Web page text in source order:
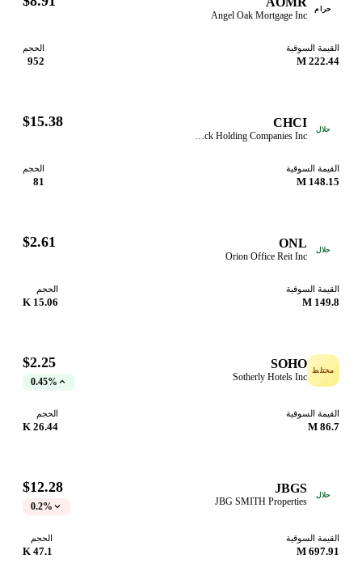
Angel Oak Mortgage Inc
السوقية
222.44
CHCI
Comstock Holding Companies Inc
$15.38
السوقية
148.15
ONL
Orion Office Reit Inc
$2.61
السوقية
SOHO
Sotherly Hotels Inc
$2.25
0.45%
السوقية
JBGS
JBG SMITH Properties
$12.28
0.2%
السوقية
697.91